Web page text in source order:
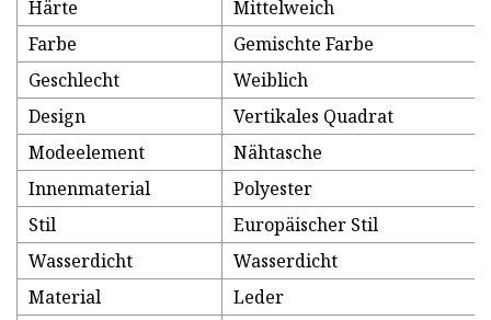
Härte
Mittelweich
Farbe
Gemischte Farbe
Geschlecht
Weiblich
Design
Vertikales Quadrat
Modeelement
Nähtasche
Innenmaterial
Polyester
Stil
Europäischer Stil
Wasserdicht
Wasserdicht
Material
Leder